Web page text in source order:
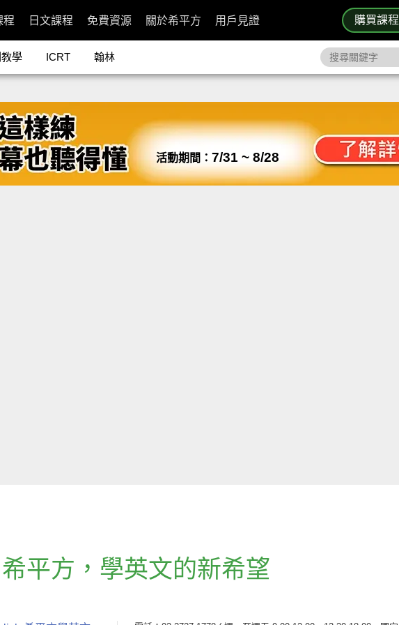
購買課程
程 日文課程 免費資源 關於希平方 用戶見證
學 ICRT 翰林
活動期間： 7/31 ~ 8/28
希平方 ， 學英文的新希望